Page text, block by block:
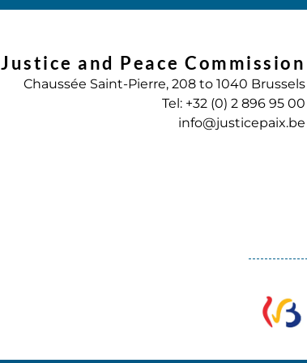
Justice and Peace Commission
Chaussée Saint-Pierre, 208 to 1040 Brussels
Tel: +32 (0) 2 896 95 00
info@justicepaix.be